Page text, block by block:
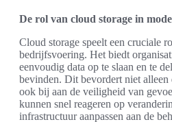
De rol van cloud storage in
Cloud storage speelt een cruciale
bedrijfsvoering. Het biedt
eenvoudig data op te slaan en te
bevinden. Dit bevordert niet alleen
ook bij aan de veiligheid van
kunnen snel reageren op
infrastructuur aanpassen aan de